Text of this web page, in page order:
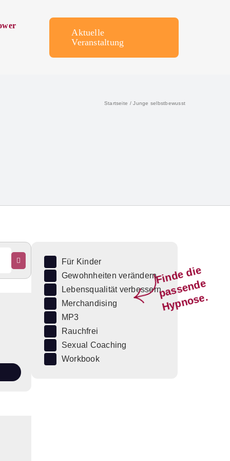
Aktuelle
Veranstaltung
Startseite Junge selbstbewusst
Fi
n
d
e
di
e
p
a
s
s
e
n
d
e
H
y
p
n
o
s
e.
Für Kinder
Gewohnheiten verändern
Lebensqualität verbessern
Merchandising
MP3
Rauchfrei
Sexual Coaching
Workbook